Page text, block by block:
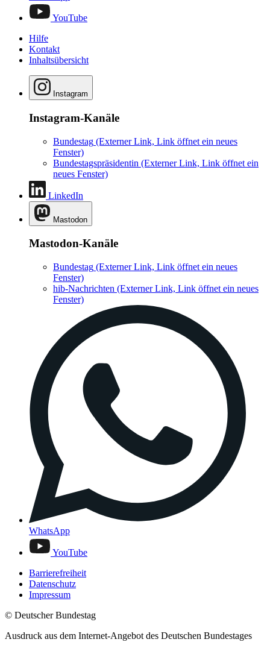
YouTube
Hilfe
Kontakt
Inhaltsübersicht
Instagram
Instagram-Kanäle
Bundestag (Externer Link, Link öffnet ein neues
Fenster)
Bundestagspräsidentin (Externer Link, Link öffnet ein
neues Fenster)
LinkedIn
Mastodon
Mastodon-Kanäle
Bundestag (Externer Link, Link öffnet ein neues
Fenster)
hib-Nachrichten (Externer Link, Link öffnet ein neues
Fenster)
WhatsApp
YouTube
Barrierefreiheit
Datenschutz
Impressum
© Deutscher Bundestag
Ausdruck aus dem Internet-Angebot des Deutschen Bundestages